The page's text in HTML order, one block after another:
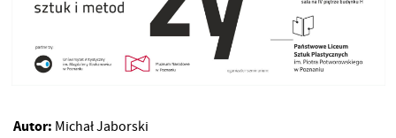
Autor: Michał Jaborski